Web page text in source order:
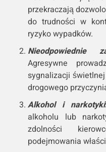
przekraczają
do trudności w
ryzyko wypadków.
Nieodpowiednie
Agresywne
sygnalizacji
drogowego
Alkohol i narkotyki
alkoholu lub
zdolności
podejmowania